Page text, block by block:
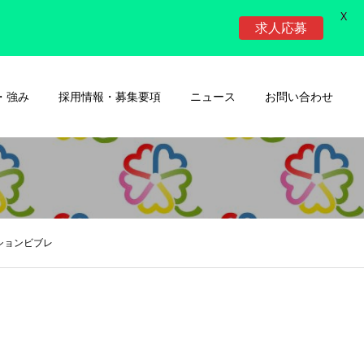
強み 採用情報・募集要項 ニュース お問い合わせ
ブレ
求人応募
X